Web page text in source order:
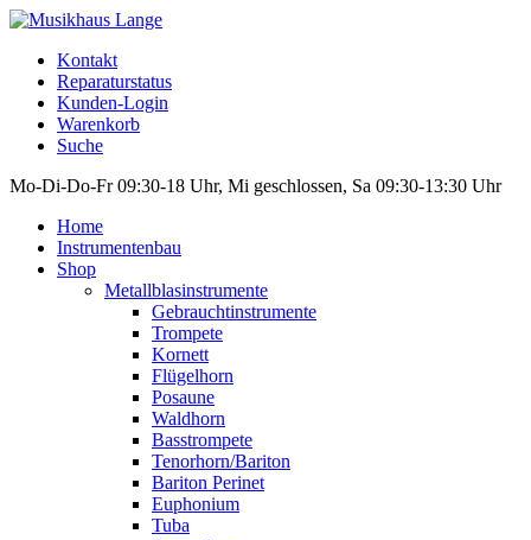
Kontakt
Reparaturstatus
Kunden-Login
Warenkorb
Suche
Mo-Di-Do-Fr 09:30-18 Uhr, Mi geschlossen, Sa 09:30-13:30 Uhr
Home
Instrumentenbau
Shop
Metallblasinstrumente
Gebrauchtinstrumente
Trompete
Kornett
Flügelhorn
Posaune
Waldhorn
Basstrompete
Tenorhorn/Bariton
Bariton Perinet
Euphonium
Tuba